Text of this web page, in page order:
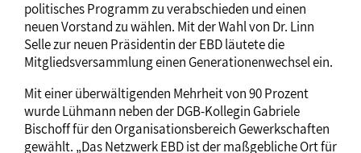
politisches Programm zu verabschieden und einen
neuen Vorstand zu wählen. Mit der Wahl von Dr. Linn
Selle zur neuen Präsidentin der EBD läutete die
Mitgliedsversammlung einen Generationenwechsel ein.
Mit einer überwältigenden Mehrheit von 90 Prozent
wurde Lühmann neben der DGB-Kollegin Gabriele
Bischoff für den Organisationsbereich Gewerkschaften
gewählt. „Das Netzwerk EBD ist der maßgebliche Ort für